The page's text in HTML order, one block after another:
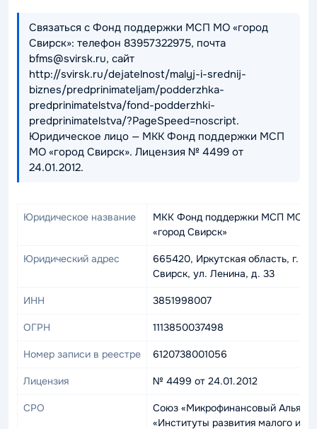
Связаться с Фонд поддержки МСП МО «город
Свирск»: телефон 83957322975, почта
bfms@svirsk.ru, сайт
http://svirsk.ru/dejatelnost/malyj-i-srednij-
biznes/predprinimateljam/podderzhka-
predprinimatelstva/fond-podderzhki-
predprinimatelstva/?PageSpeed=noscript.
Юридическое лицо — МКК Фонд поддержки МСП
МО «город Свирск». Лицензия № 4499 от
24.01.2012.
Юридическое название
МКК Фонд поддержки МСП МО
«город Свирск»
Юридический адрес
665420, Иркутская область, г.
Свирск, ул. Ленина, д. 33
ИНН 3851998007
ОГРН 1113850037498
Номер записи в реестре 6120738001056
Лицензия № 4499 от 24.01.2012
СРО
Союз «Микрофинансовый Альянс
«Институты развития малого и